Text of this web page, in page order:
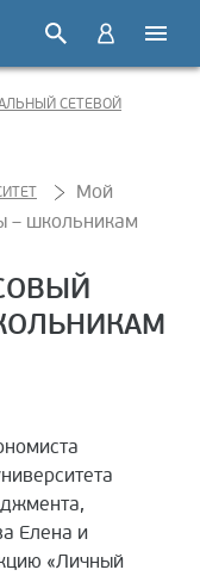
СЕТЕВОЙ
Мой
– школьникам
Елена и
«Личный